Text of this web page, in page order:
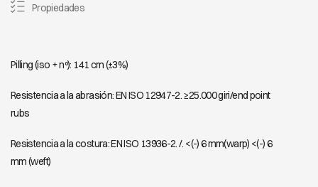
Propiedades
Pilling (iso + nº): 141 cm (±3%)
Resistencia a la abrasión: EN ISO 12947-2. ≥25.000 giri/end point
rubs
Resistencia a la costura: EN ISO 13936-2. /. <(-) 6 mm(warp) <(-) 6
mm (weft)